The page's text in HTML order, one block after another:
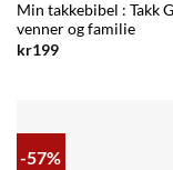
Min takkebibel : Takk
venner og familie
kr199
-57%